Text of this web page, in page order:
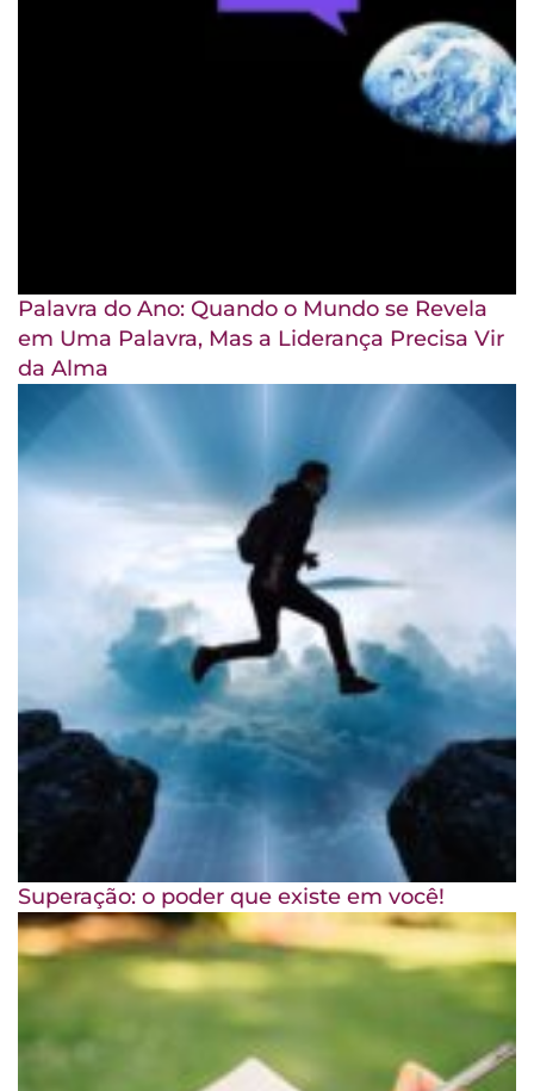
Palavra do Ano: Quando o Mundo se Revela
em Uma Palavra, Mas a Liderança Precisa Vir
da Alma
Superação: o poder que existe em você!